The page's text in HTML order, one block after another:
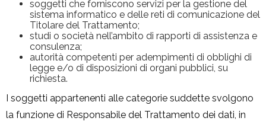
soggetti che forniscono servizi per la gestione del
sistema informatico e delle reti di comunicazione del
Titolare del Trattamento;
studi o società nell’ambito di rapporti di assistenza e
consulenza;
autorità competenti per adempimenti di obblighi di
legge e/o di disposizioni di organi pubblici, su
richiesta.
I soggetti appartenenti alle categorie suddette svolgono
la funzione di Responsabile del Trattamento dei dati, in